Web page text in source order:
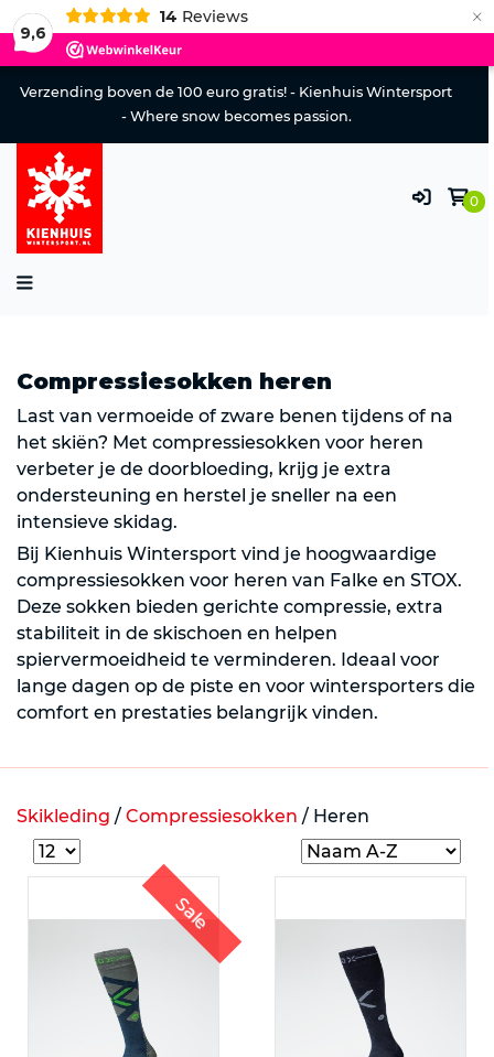
9,6
14 Reviews ×
Verzending boven de 100 euro gratis! - Kienhuis Wintersport
- Where snow becomes passion.
0
Compressiesokken heren
Last van vermoeide of zware benen tijdens of na
het skiën? Met compressiesokken voor heren
verbeter je de doorbloeding, krijg je extra
ondersteuning en herstel je sneller na een
intensieve skidag.
Bij Kienhuis Wintersport vind je hoogwaardige
compressiesokken voor heren van Falke en STOX.
Deze sokken bieden gerichte compressie, extra
stabiliteit in de skischoen en helpen
spiervermoeidheid te verminderen. Ideaal voor
lange dagen op de piste en voor wintersporters die
comfort en prestaties belangrijk vinden.
Skikleding / Compressiesokken / Heren
Sale